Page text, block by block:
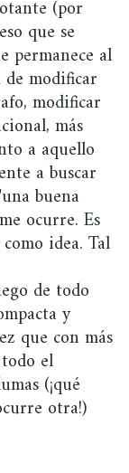
(por
que se
permanece al
de modificar
modificar
más
a aquello
a buscar
buena
ocurre. Es
idea. Tal
de todo
y
que con más
el
(¡qué
otra!)